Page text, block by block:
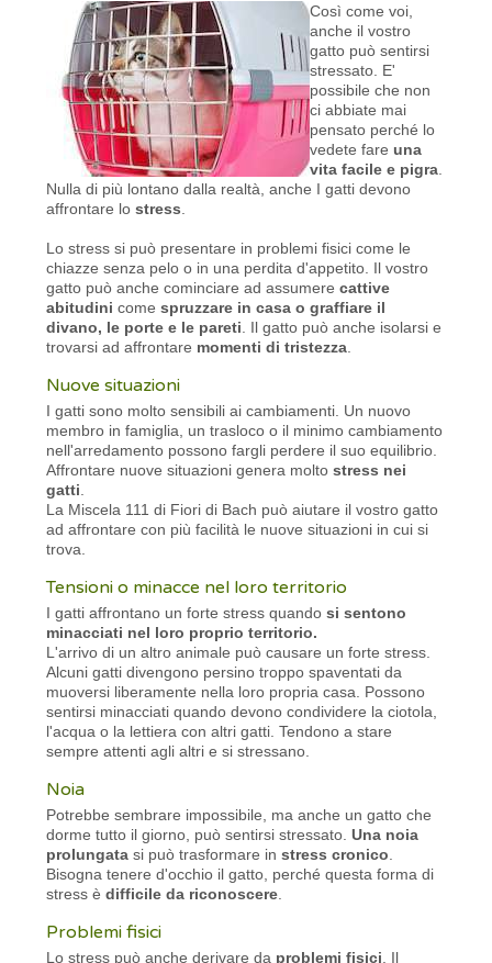
Così come voi,
anche il vostro
gatto può sentirsi
stressato. E'
possibile che non
ci abbiate mai
pensato perché lo
vedete fare una
vita facile e pigra
Nulla di più lontano dalla realtà, anche I gatti devono
affrontare lostress
Lo stress si può presentare in problemi fisici come le
chiazze senza pelo o in una perdita d'appetito. Il vostro
gatto può anche cominciare ad assumerecattive
abitudini comespruzzare in casa o graffiare il
divano, le porte e le pareti . Il gatto può anche isolarsi e
trovarsi ad affrontare momenti di tristezza
Nuove situazioni
I gatti sono molto sensibili ai cambiamenti. Un nuovo
membro in famiglia, un trasloco o il minimo cambiamento
nell'arredamento possono fargli perdere il suo equilibrio.
Affrontare nuove situazioni genera moltostress nei
gatti
La Miscela 111 di Fiori di Bach può aiutare il vostro gatto
ad affrontare con più facilità le nuove situazioni in cui si
trova.
Tensioni o minacce nel loro territorio
I gatti affrontano un forte stress quandosi sentono
minacciati nel loro proprio territorio.
L'arrivo di un altro animale può causare un forte stress.
Alcuni gatti divengono persino troppo spaventati da
muoversi liberamente nella loro propria casa. Possono
sentirsi minacciati quando devono condividere la ciotola,
l'acqua o la lettiera con altri gatti. Tendono a stare
sempre attenti agli altri e si stressano.
Noia
Potrebbe sembrare impossibile, ma anche un gatto che
dorme tutto il giorno, può sentirsi stressato.Una noia
prolungata si può trasformare instress cronico
Bisogna tenere d'occhio il gatto, perché questa forma di
stress èdifficile da riconoscere
Problemi fisici
Lo stress può anche derivare da problemi fisici . Il